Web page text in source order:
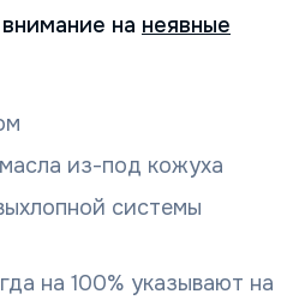
на неявные
из-под кожуха
системы
на 100% указывают на